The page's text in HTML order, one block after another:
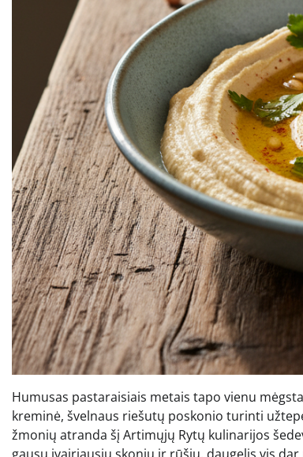
Humusas pastaraisiais metais tapo vienu
kreminė, švelnaus riešutų poskonio turinti
žmonių atranda šį Artimųjų Rytų kulinarijos